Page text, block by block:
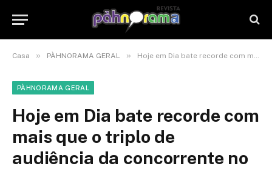
Casa » PÀHNORAMA GERAL » Hoje em Dia bate recorde com mais que o triplo de audiência da concorrente no Rio de Janeiro
PÀHNORAMA GERAL
Hoje em Dia bate recorde com
mais que o triplo de
audiência da concorrente no